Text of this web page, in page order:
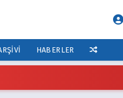
HABERLER